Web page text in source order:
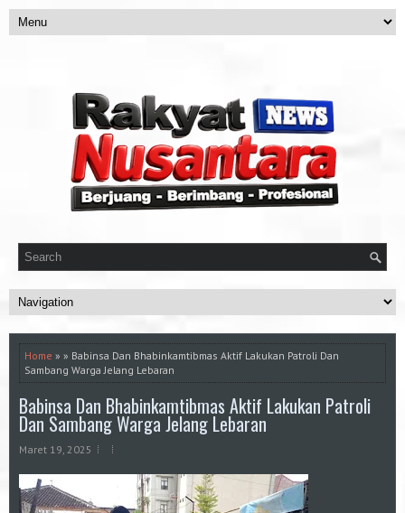
Home » » Babinsa Dan Bhabinkamtibmas Aktif Lakukan Patroli Dan
Sambang Warga Jelang Lebaran
Babinsa Dan Bhabinkamtibmas Aktif Lakukan Patroli
Dan Sambang Warga Jelang Lebaran
Maret 19, 2025